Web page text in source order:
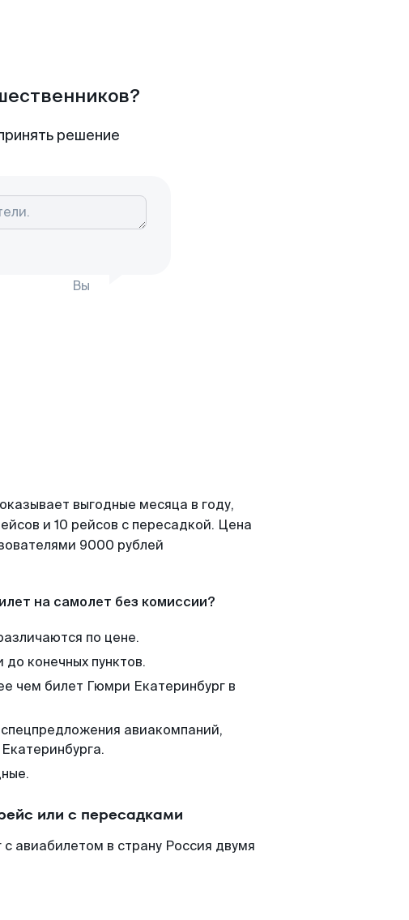
решение
Вы
выгодные месяца в году,
и 10 рейсов с пересадкой. Цена
9000 рублей
на самолет без комиссии?
по цене.
конечных пунктов.
чем билет Гюмри Екатеринбург в
авиакомпаний,
или с пересадками
авиабилетом в страну Россия двумя